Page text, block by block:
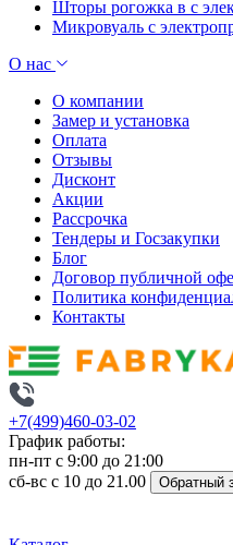
Шторы рогожка в с
Микровуаль с
О нас
О компании
Замер и установка
Оплата
Отзывы
Дисконт
Акции
Рассрочка
Тендеры и Госзакупки
Блог
Договор публичной
Политика
Контакты
+7(499)460-03-02
График работы:
пн-пт с 9:00 до 21:00
сб-вс с 10 до 21.00
Обратный